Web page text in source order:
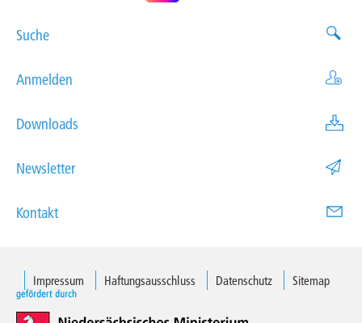
Suche
Anmelden
Downloads
Newsletter
Kontakt
Impressum Haftungsausschluss Datenschutz Sitemap